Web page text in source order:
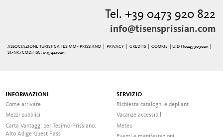
Tel. +39 0473 920 822
info@tisensprissian.com
ASSOCIAZIONE TURISTICA TESIMO - PRISSIANO | PRIVACY |CREDITS |COOKIE
| UID IT02499090211 |
ST.-NR./COD.FISC. 01194410211
INFORMAZIONI
Come arrivare
Mezzi pubblici
Carta Vantaggi per Tesimo-Prissiano:
Alto Adige Guest Pass
SERVIZIO
Richiesta cataloghi e depliant
Vacanze accessibili
Meteo